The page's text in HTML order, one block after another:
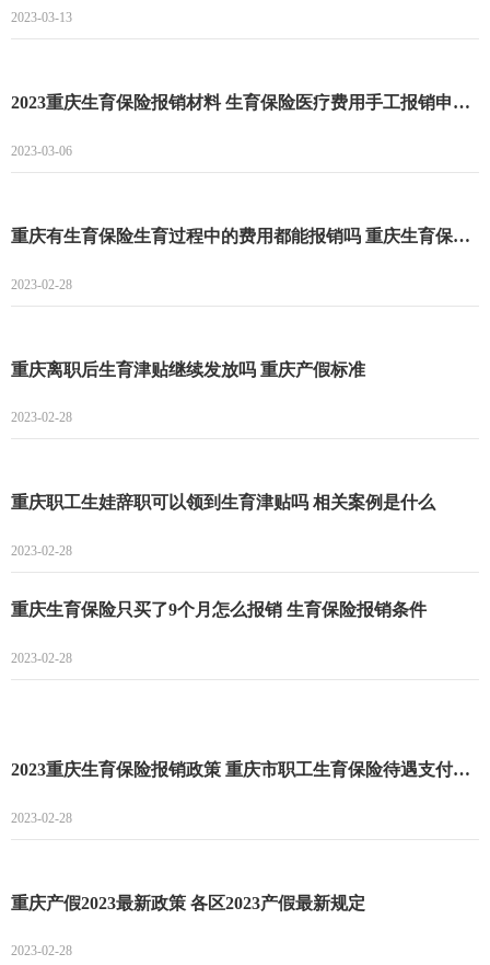
2023-03-13
2023重庆生育保险报销材料 生育保险医疗费用手工报销申报资料
2023-03-06
重庆有生育保险生育过程中的费用都能报销吗 重庆生育保险怎么报销
2023-02-28
重庆离职后生育津贴继续发放吗 重庆产假标准
2023-02-28
重庆职工生娃辞职可以领到生育津贴吗 相关案例是什么
2023-02-28
重庆生育保险只买了9个月怎么报销 生育保险报销条件
2023-02-28
2023重庆生育保险报销政策 重庆市职工生育保险待遇支付标准
2023-02-28
重庆产假2023最新政策 各区2023产假最新规定
2023-02-28